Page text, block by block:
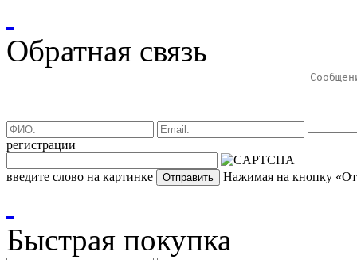
Обратная связь
регистрации
введите слово на картинке Нажимая на кнопку
Быстрая покупка